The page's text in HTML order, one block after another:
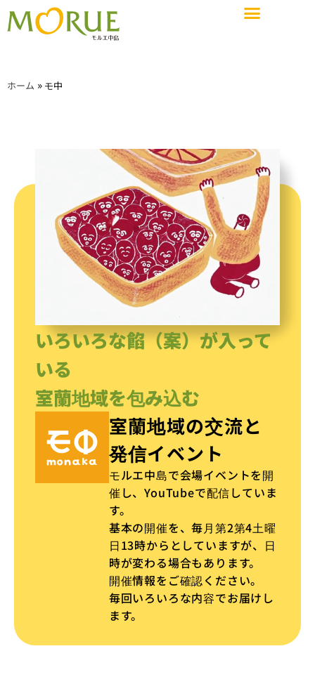
ショップガイド
お知らせ
施設概要・サービス・設備
アクセス
イベントスペース&会議室
ホーム » モ中
いろいろな餡（案）が入って
いる
室蘭地域を包み込む
室蘭地域の交流と
発信イベント
モルエ中島で会場イベントを開
催し、YouTubeで配信していま
す。
基本の開催を、毎月第2第4土曜
日13時からとしていますが、日
時が変わる場合もあります。
開催情報をご確認ください。
毎回いろいろな内容でお届けし
ます。